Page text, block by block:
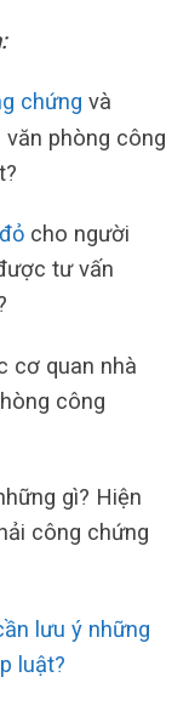
chứng và
phòng công
cho người
tư vấn
cơ quan nhà
công
gì? Hiện
công chứng
lưu ý những
luật?